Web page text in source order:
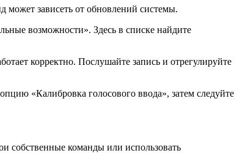
может зависеть от обновлений системы.
возможности». Здесь в списке найдите
корректно. Послушайте запись и отрегулируйте
«Калибровка голосового ввода», затем следуйте
собственные команды или использовать